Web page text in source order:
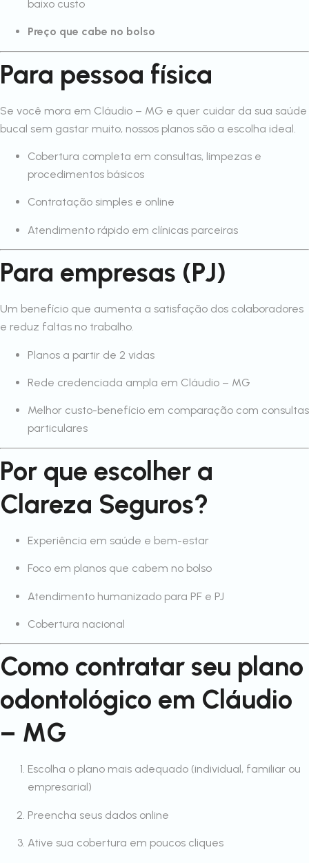
baixo custo
Preço que cabe no bolso
Para pessoa física
Se você mora em Cláudio – MG e quer cuidar da sua saúde
bucal sem gastar muito, nossos planos são a escolha ideal.
Cobertura completa em consultas, limpezas e
procedimentos básicos
Contratação simples e online
Atendimento rápido em clínicas parceiras
Para empresas (PJ)
Um benefício que aumenta a satisfação dos colaboradores
e reduz faltas no trabalho.
Planos a partir de 2 vidas
Rede credenciada ampla em Cláudio – MG
Melhor custo-benefício em comparação com consultas
particulares
Por que escolher a
Clareza Seguros?
Experiência em saúde e bem-estar
Foco em planos que cabem no bolso
Atendimento humanizado para PF e PJ
Cobertura nacional
Como contratar seu plano
odontológico em Cláudio
– MG
Escolha o plano mais adequado (individual, familiar ou
empresarial)
Preencha seus dados online
Ative sua cobertura em poucos cliques